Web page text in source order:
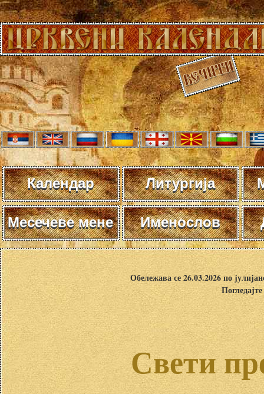
Календар Литургија
Месечеве мене Именослов
Обележава се 26.03.2026 по
Свети